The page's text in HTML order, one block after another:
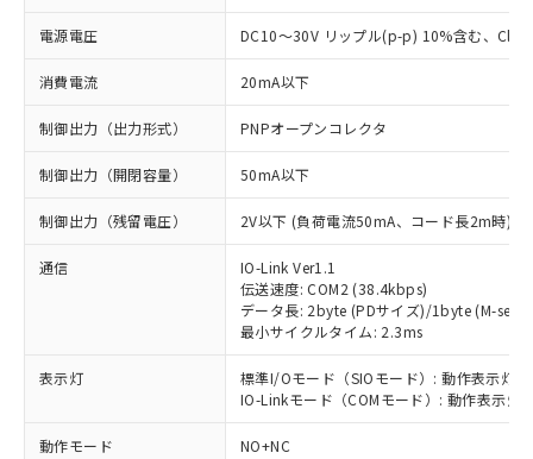
電源電圧 DC10～30V リップル(p-p) 10%含む、
消費電流 20mA以下
制御出力（出力形式） PNPオープンコレクタ
制御出力（開閉容量） 50mA以下
制御出力（残留電圧） 2V以下 (負荷電流50mA、コード長2m時)
通信
IO-Link Ver1.1
伝送速度: COM2 (38.4kbps)
データ長: 2byte (PDサイズ)/1byte (M-
最小サイクルタイム: 2.3ms
表示灯
標準I/Oモード（SIOモード）: 動作表示灯(
IO-Linkモード（COMモード）: 動作表示
動作モード NO+NC